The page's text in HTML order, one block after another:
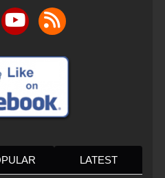
LATEST